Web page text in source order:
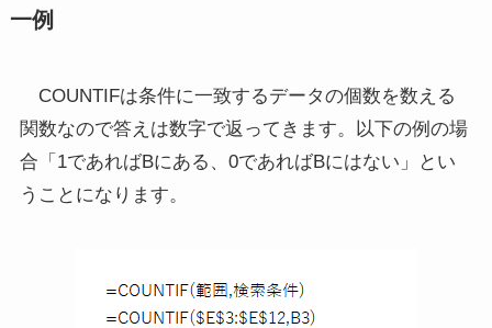
一例
COUNTIFは条件に一致するデータの個数を数える
関数なので答えは数字で返ってきます。以下の例の場
合「1であればBにある、0であればBにはない」とい
うことになります。